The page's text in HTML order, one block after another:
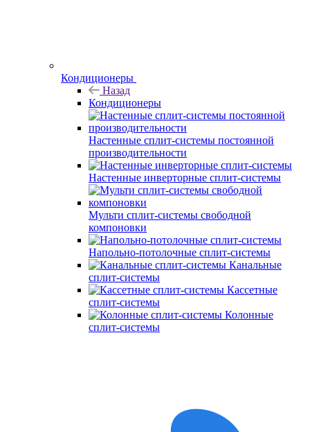
Кондиционеры
Назад
Кондиционеры
Настенные сплит-системы постоянной
производительности
Настенные инверторные сплит-системы
Мульти сплит-системы свободной
компоновки
Напольно-потолочные сплит-системы
Канальные
сплит-системы
Кассетные
сплит-системы
Колонные
сплит-системы